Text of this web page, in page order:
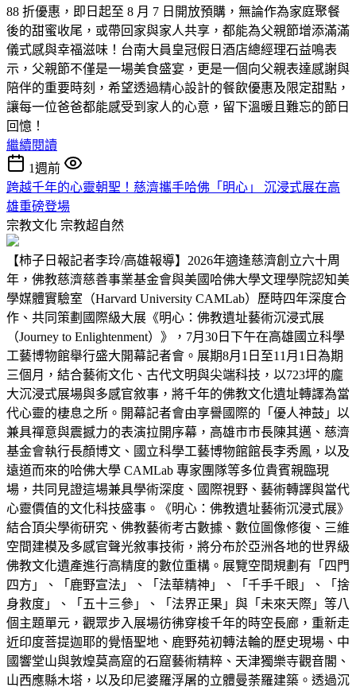
88 折優惠，即日起至 8 月 7 日開放預購，無論作為家庭聚餐
後的甜蜜收尾，或帶回家與家人共享，都能為父親節增添滿滿
儀式感與幸福滋味！台南大員皇冠假日酒店總經理石益鳴表
示，父親節不僅是一場美食盛宴，更是一個向父親表達感謝與
陪伴的重要時刻，希望透過精心設計的餐飲優惠及限定甜點，
讓每一位爸爸都能感受到家人的心意，留下溫暖且難忘的節日
回憶！
繼續閱讀
1週前
跨越千年的心靈朝聖！慈濟攜手哈佛「明心」 沉浸式展在高
雄重磅登場
宗教文化 宗教超自然
【柿子日報記者李玲/高雄報導】2026年適逢慈濟創立六十周
年，佛教慈濟慈善事業基金會與美國哈佛大學文理學院認知美
學媒體實驗室（Harvard University CAMLab）歷時四年深度合
作、共同策劃國際級大展《明心：佛教遺址藝術沉浸式展
（Journey to Enlightenment）》，7月30日下午在高雄國立科學
工藝博物館舉行盛大開幕記者會。展期8月1日至11月1日為期
三個月，結合藝術文化、古代文明與尖端科技，以723坪的龐
大沉浸式展場與多感官敘事，將千年的佛教文化遺址轉譯為當
代心靈的棲息之所。開幕記者會由享譽國際的「優人神鼓」以
兼具禪意與震撼力的表演拉開序幕，高雄市市長陳其邁、慈濟
基金會執行長顏博文、國立科學工藝博物館館長李秀鳳，以及
遠道而來的哈佛大學 CAMLab 專家團隊等多位貴賓親臨現
場，共同見證這場兼具學術深度、國際視野、藝術轉譯與當代
心靈價值的文化科技盛事。《明心：佛教遺址藝術沉浸式展》
結合頂尖學術研究、佛教藝術考古數據、數位圖像修復、三維
空間建模及多感官聲光敘事技術，將分布於亞洲各地的世界級
佛教文化遺產進行高精度的數位重構。展覽空間規劃有「四門
四方」、「鹿野宣法」、「法華精神」、「千手千眼」、「捨
身救度」、「五十三參」、「法界正果」與「未來天際」等八
個主題單元，觀眾步入展場彷彿穿梭千年的時空長廊，重新走
近印度菩提迦耶的覺悟聖地、鹿野苑初轉法輪的歷史現場、中
國響堂山與敦煌莫高窟的石窟藝術精粹、天津獨樂寺觀音閣、
山西應縣木塔，以及印尼婆羅浮屠的立體曼荼羅建築。透過沉